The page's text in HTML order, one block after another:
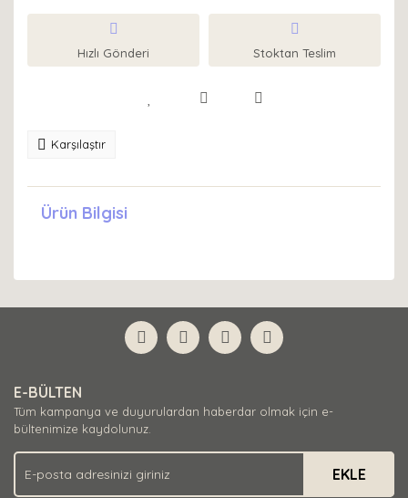
Hızlı Gönderi Stoktan Teslim
Karşılaştır
Ürün Bilgisi
E-BÜLTEN
Tüm kampanya ve duyurulardan haberdar olmak için e-
bültenimize kaydolunuz.
EKLE